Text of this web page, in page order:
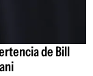
de Bill